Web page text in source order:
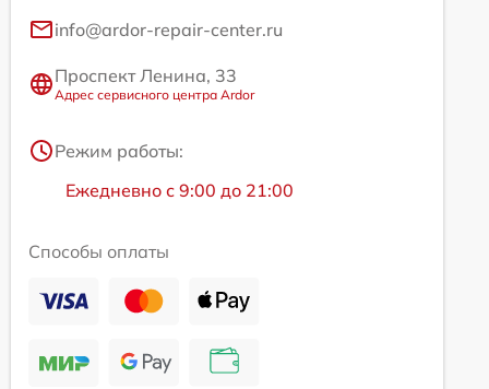
info@ardor-repair-center.ru
Проспект Ленина, 33
Адрес сервисного центра Ardor
Режим работы:
Ежедневно с 9:00 до 21:00
Способы оплаты